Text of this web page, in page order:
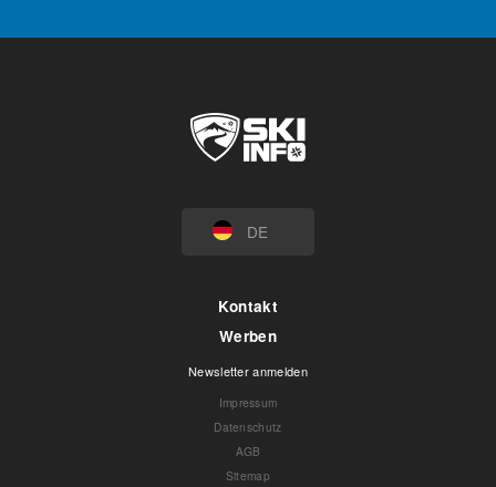
DE
Kontakt
Werben
Newsletter anmelden
Impressum
Datenschutz
AGB
Sitemap